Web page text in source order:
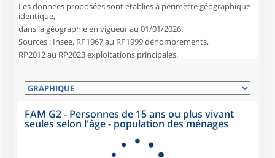
Les données proposées sont établies à périmètre géographique
identique,
dans la géographie en vigueur au 01/01/2026.
Sources : Insee, RP1967 au RP1999 dénombrements,
RP2012 au RP2023 exploitations principales.
FAM G2 - Personnes de 15 ans ou plus vivant
seules selon l'âge - population des ménages